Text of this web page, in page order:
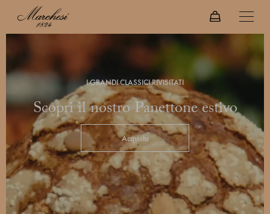
I GRANDI CLASSICI RIVISITATI
Scopri il nostro Panettone estivo
Acquista